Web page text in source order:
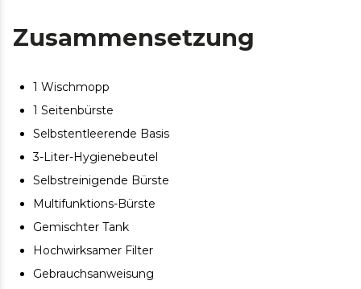
Er verfügt über 6 Reinigungsmodi, mit denen sich der
Roboter an jeden Bedarf in Ihrem Zuhause anpassen
Die selbstentleerende Basis verfügt über ein
automatisches Sicherheitserkennungssystem für
hygienische Beutel.
Er lässt sich über eine mobile App und virtuelle
Zusammensetzung
1 Wischmopp
1 Seitenbürste
Selbstentleerende Basis
3-Liter-Hygienebeutel
Selbstreinigende Bürste
Multifunktions-Bürste
Gemischter Tank
Hochwirksamer Filter
Gebrauchsanweisung